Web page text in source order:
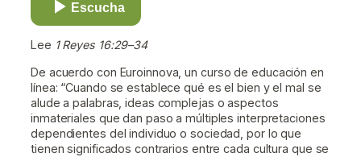
Escucha
Lee 1 Reyes 16:29–34
De acuerdo con Euroinnova, un curso de educación en
línea: “Cuando se establece qué es el bien y el mal se
alude a palabras, ideas complejas o aspectos
inmateriales que dan paso a múltiples interpretaciones
dependientes del individuo o sociedad, por lo que
tienen significados contrarios entre cada cultura que se